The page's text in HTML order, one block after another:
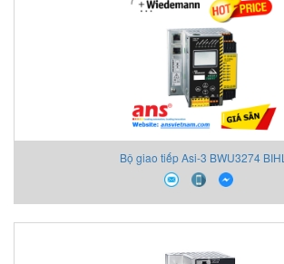
Bộ giao tiếp Asi-3 BWU3274 BIHL